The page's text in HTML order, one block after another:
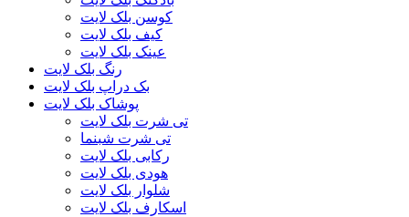
کوسن بلک لایت
کیف بلک لایت
عینک بلک لایت
رنگ بلک لایت
بک دراپ بلک لایت
پوشاک بلک لایت
تی شرت بلک لایت
تی شرت شبنما
رکابی بلک لایت
هودی بلک لایت
شلوار بلک لایت
اسکارف بلک لایت